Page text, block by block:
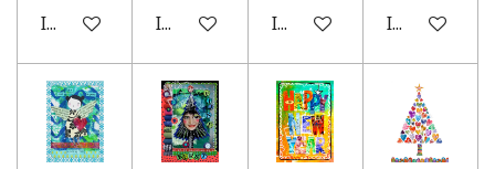
In winkelwagenIn winkelwagenIn winkelwagenIn